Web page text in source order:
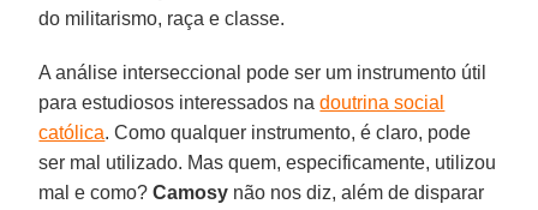
do militarismo, raça e classe.
A análise interseccional pode ser um instrumento útil
para estudiosos interessados nadoutrina social
católica. Como qualquer instrumento, é claro, pode
ser mal utilizado. Mas quem, especificamente, utilizou
mal e como?Camosy não nos diz, além de disparar